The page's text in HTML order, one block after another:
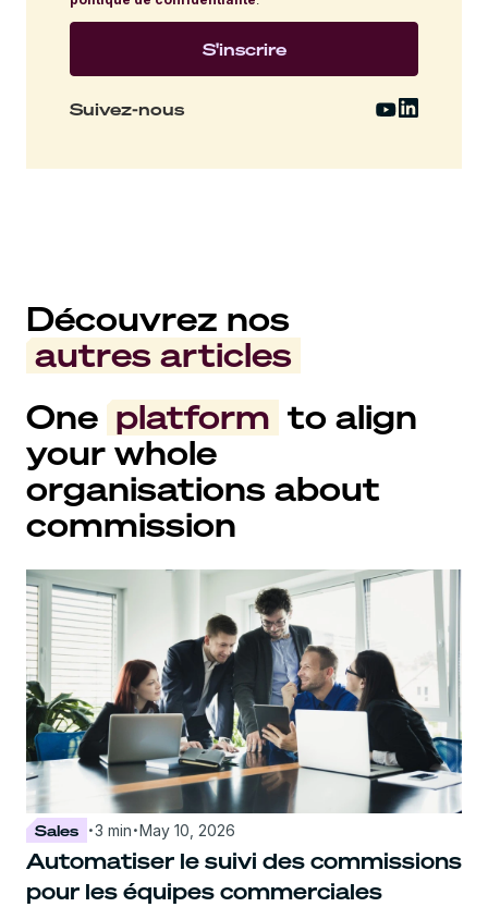
Suivez-nous
Découvrez nos
autres articles
One platform to align
your whole
organisations about
commission
Sales ·3 min·May 10, 2026
Automatiser le suivi des commissions
pour les équipes commerciales